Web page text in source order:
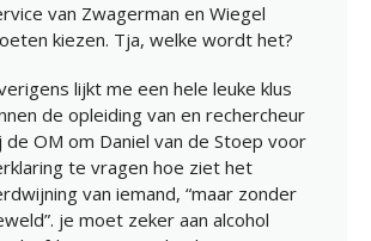
van Zwagerman en Wiegel
kiezen. Tja, welke wordt het?
lijkt me een hele leuke klus
de opleiding van en rechercheur
de OM om Daniel van de Stoep voor
te vragen hoe ziet het
van iemand, “maar zonder
je moet zeker aan alcohol